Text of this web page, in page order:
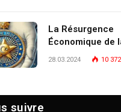
écosystème
La Résurgence
Économique de
Turquie :
28.03.2024 10 372
suivre